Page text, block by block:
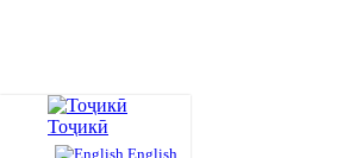
Тоҷикӣ
English